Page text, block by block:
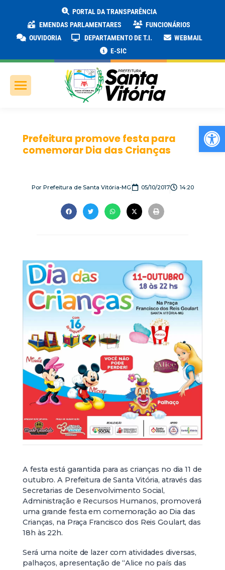
PORTAL DA TRANSPARÊNCIA
EMENDAS PARLAMENTARES
FUNCIONÁRIOS
OUVIDORIA
DEPARTAMENTO DE T.I.
WEBMAIL
E-SIC
Prefeitura promove festa para
comemorar Dia das Crianças
PorPrefeitura de Santa Vitória-MG 05/10/2017 14:20
A festa está garantida para as crianças no dia 11 de
outubro. A Prefeitura de Santa Vitória, através das
Secretarias de Desenvolvimento Social,
Administração e Recursos Humanos, promoverá
uma grande festa em comemoração ao Dia das
Crianças, na Praça Francisco dos Reis Goulart, das
18h às 22h.
Será uma noite de lazer com atividades diversas,
palhaços, apresentação de “Alice no país das